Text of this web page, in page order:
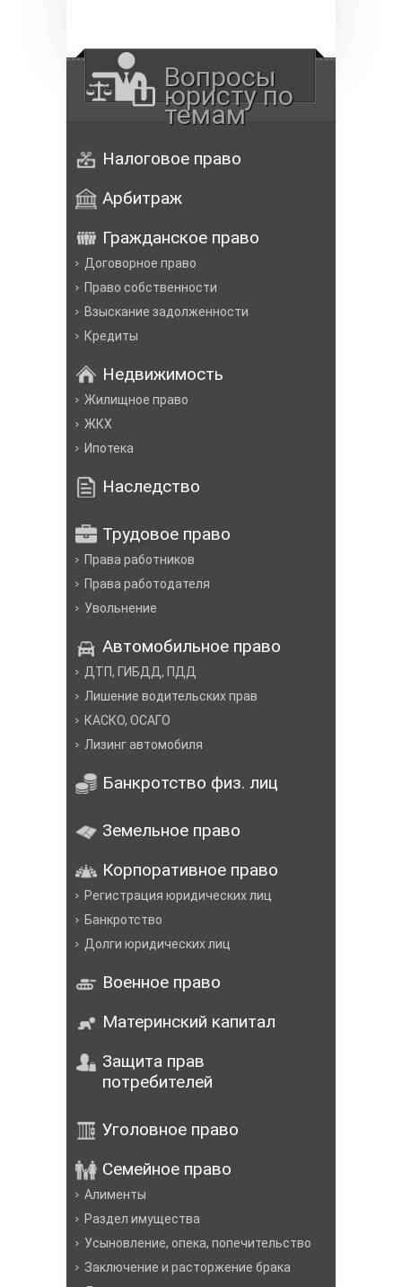
Вопросы
юристу по
темам
Налоговое право
Арбитраж
Гражданское право
Договорное право
Право собственности
Взыскание задолженности
Кредиты
Недвижимость
Жилищное право
ЖКХ
Ипотека
Наследство
Трудовое право
Права работников
Права работодателя
Увольнение
Автомобильное право
ДТП, ГИБДД, ПДД
Лишение водительских прав
КАСКО, ОСАГО
Лизинг автомобиля
Банкротство физ. лиц
Земельное право
Корпоративное право
Регистрация юридических лиц
Банкротство
Долги юридических лиц
Военное право
Материнский капитал
Защита прав
потребителей
Уголовное право
Семейное право
Алименты
Раздел имущества
Усыновление, опека, попечительство
Заключение и расторжение брака